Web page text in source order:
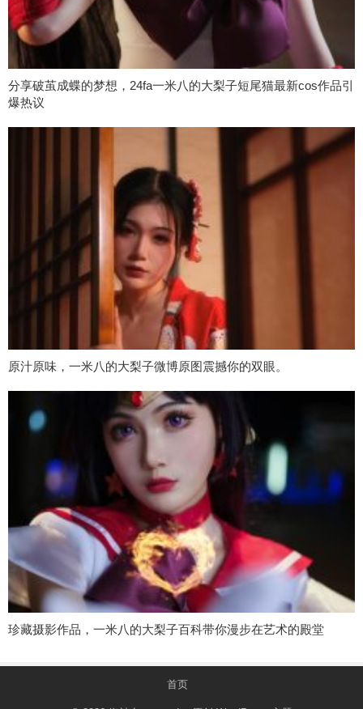
分享破茧成蝶的梦想，24fa一米八的大梨子短尾猫最新cos作品引
爆热议
原汁原味，一米八的大梨子微博原图震撼你的双眼。
珍藏摄影作品，一米八的大梨子百科带你漫步在艺术的殿堂
首页